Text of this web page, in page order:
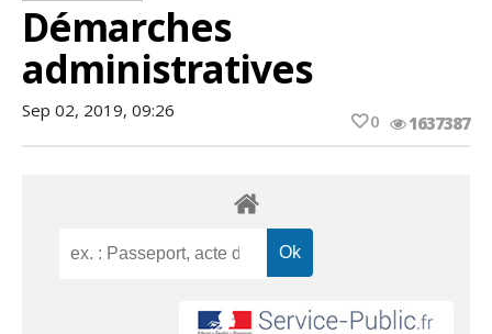
Démarches
administratives
Sep 02, 2019, 09:26
1637387
0